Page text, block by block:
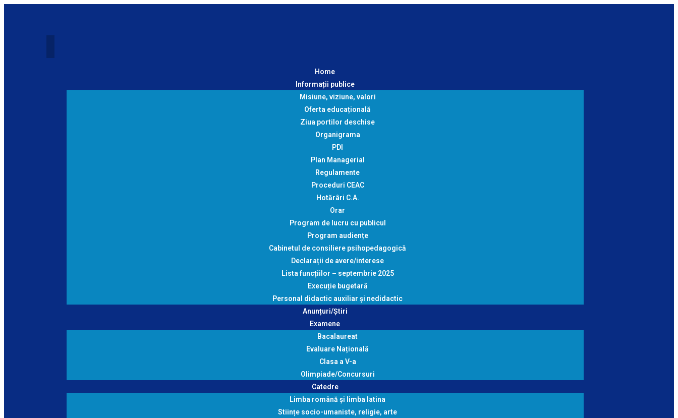
Home
Informații publice
Misiune, viziune, valori
Oferta educațională
Ziua portilor deschise
Organigrama
PDI
Plan Managerial
Regulamente
Proceduri CEAC
Hotărâri C.A.
Orar
Program de lucru cu publicul
Program audiențe
Cabinetul de consiliere psihopedagogică
Declarații de avere/interese
Lista funcțiilor – septembrie 2025
Execuție bugetară
Personal didactic auxiliar și nedidactic
Anunțuri/Știri
Examene
Bacalaureat
Evaluare Națională
Clasa a V-a
Olimpiade/Concursuri
Catedre
Limba română și limba latina
Stiințe socio-umaniste, religie, arte